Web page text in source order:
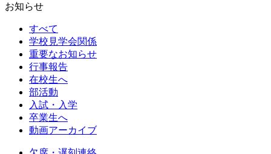
お知らせ
すべて
学校見学会関係
重要なお知らせ
行事報告
在校生へ
部活動
入試・入学
卒業生へ
動画アーカイブ